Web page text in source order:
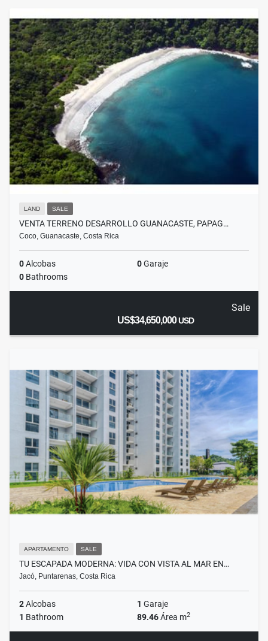
LAND SALE
VENTA TERRENO DESARROLLO GUANACASTE, PAPAG…
Coco, Guanacaste, Costa Rica
0Alcobas 0Garaje
0 Bathrooms
Sale
US$34,650,000USD
APARTAMENTO SALE
TU ESCAPADA MODERNA: VIDA CON VISTA AL MAR EN…
Jacó, Puntarenas, Costa Rica
2Alcobas 1 Garaje
1 Bathroom 89.46Área m2